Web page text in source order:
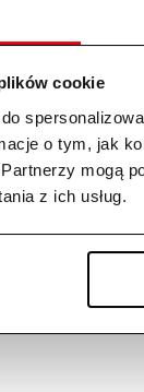
cookie
o tym, jak
mogą
z ich usług.
cena wynosiła:
cena wynosi: